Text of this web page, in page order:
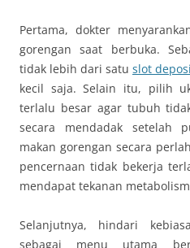
Pertama, dokter
gorengan saat berbuka.
tidak lebih dari satu slot
kecil saja. Selain itu, pilih
terlalu besar agar tubuh
secara mendadak setelah
makan gorengan secara
pencernaan tidak bekerja
mendapat tekanan
Selanjutnya, hindari
sebagai menu utama